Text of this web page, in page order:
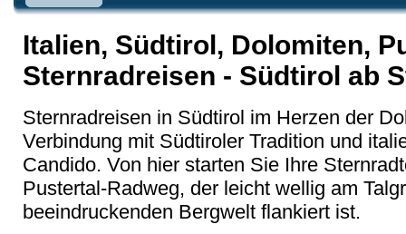
Italien, Südtirol, Dolomiten,
Sternradreisen - Südtirol ab
Sternradreisen in Südtirol im Herzen der
Verbindung mit Südtiroler Tradition und
Candido. Von hier starten Sie Ihre
Pustertal-Radweg, der leicht wellig am
beeindruckenden Bergwelt flankiert ist.